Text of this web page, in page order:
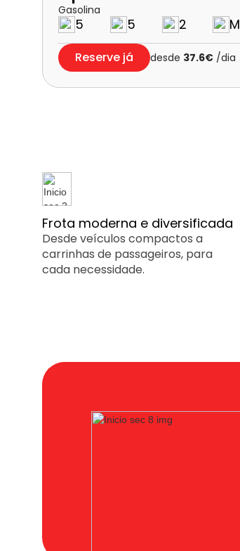
Gasolina
5 5 2 M
Reserve já desde 37.6€ /dia
Frota moderna e diversificada
Desde veículos compactos a
carrinhas de passageiros, para
cada necessidade.